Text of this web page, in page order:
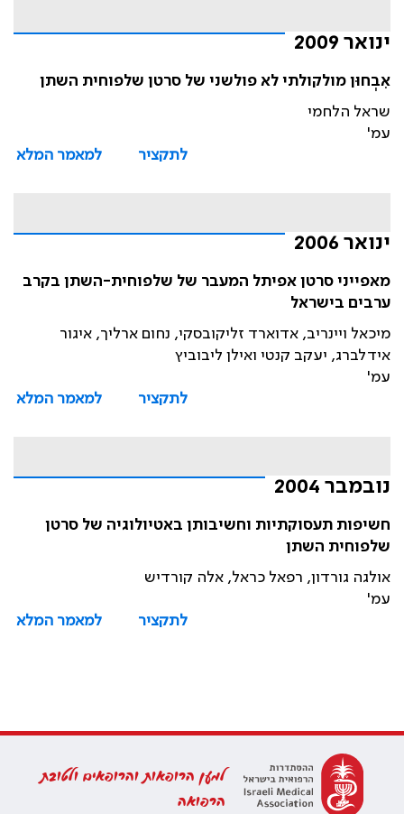
ינואר 2009
אִבְחוּן מולקולתי לא פולשני של סרטן שלפוחית השתן
שראל הלחמי
עמ'
לתקציר
למאמר המלא
ינואר 2006
מאפייני סרטן אפיתל המעבר של שלפוחית-השתן בקרב
ערבים בישראל
מיכאל ויינריב, אדוארד זליקובסקי, נחום ארליך, איגור
אידלברג, יעקב קנטי ואילן ליבוביץ
עמ'
לתקציר
למאמר המלא
נובמבר 2004
חשיפות תעסוקתיות וחשיבותן באטיולוגיה של סרטן
שלפוחית השתן
אולגה גורדון, רפאל כראל, אלה קורדיש
עמ'
לתקציר
למאמר המלא
למען הרופאות והרופאים ולטובת
הרפואה